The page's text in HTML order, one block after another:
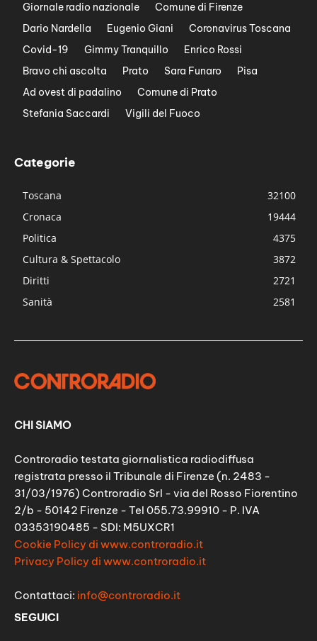
Giornale radio nazionale
Comune di Firenze
Dario Nardella
Eugenio Giani
Coronavirus Toscana
Covid-19
Gimmy Tranquillo
Enrico Rossi
Bravo chi ascolta
Prato Sara Funaro
Pisa
Ad ovest di padalino
Comune di Prato
Stefania Saccardi
Vigili del Fuoco
Categorie
Toscana
32100
Cronaca
19444
Politica
4375
Cultura & Spettacolo
3872
Diritti
2721
Sanità
2581
CHI SIAMO
Controradio testata giornalistica radiodiffusa
registrata presso il Tribunale di Firenze (n. 2483 -
31/03/1976) Controradio Srl - via del Rosso Fiorentino
2/b - 50142 Firenze - Tel 055.73.99910 - P. IVA
03353190485 - SDI: M5UXCR1
Cookie Policy di www.controradio.it
Privacy Policy di www.controradio.it
Contattaci: info@controradio.it
SEGUICI